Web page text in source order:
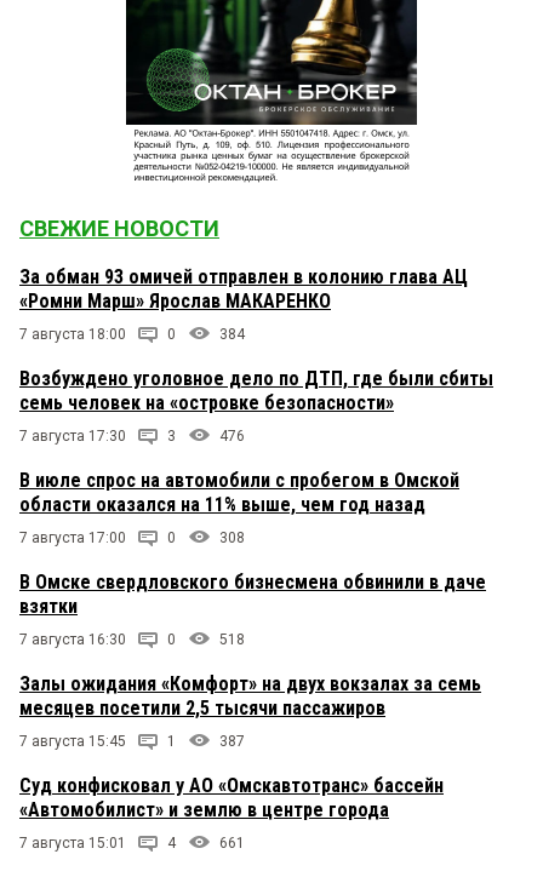
СВЕЖИЕ НОВОСТИ
За обман 93 омичей отправлен в колонию глава АЦ
«Ромни Марш» Ярослав МАКАРЕНКО
7 августа 18:00 0 384
Возбуждено уголовное дело по ДТП, где были сбиты
семь человек на «островке безопасности»
7 августа 17:30 3 476
В июле спрос на автомобили с пробегом в Омской
области оказался на 11% выше, чем год назад
7 августа 17:00 0 308
В Омске свердловского бизнесмена обвинили в даче
взятки
7 августа 16:30 0 518
Залы ожидания «Комфорт» на двух вокзалах за семь
месяцев посетили 2,5 тысячи пассажиров
7 августа 15:45 1 387
Суд конфисковал у АО «Омскавтотранс» бассейн
«Автомобилист» и землю в центре города
7 августа 15:01 4 661